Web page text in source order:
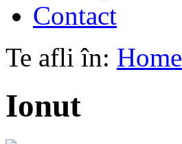
Contact
Te afli în: Home
Ionut